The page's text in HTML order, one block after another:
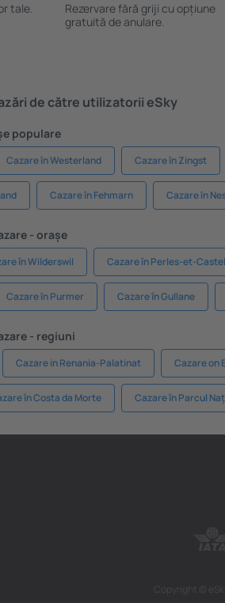
tale.
Rezervare fără griji cu opțiune
gratuită de anulare.
de către utilizatorii eSky
populare
Cazare în Westerland Cazare în Zingst
Cazare în Fehmarn Cazare în
- orașe
în Wilderswil Cazare în Perles-et-
Cazare în Purmer Cazare în Gullane
- regiuni
Cazare in Renania-Palatinat Cazare on
în Costa da Morte Cazare în Parcul
Copyright ©